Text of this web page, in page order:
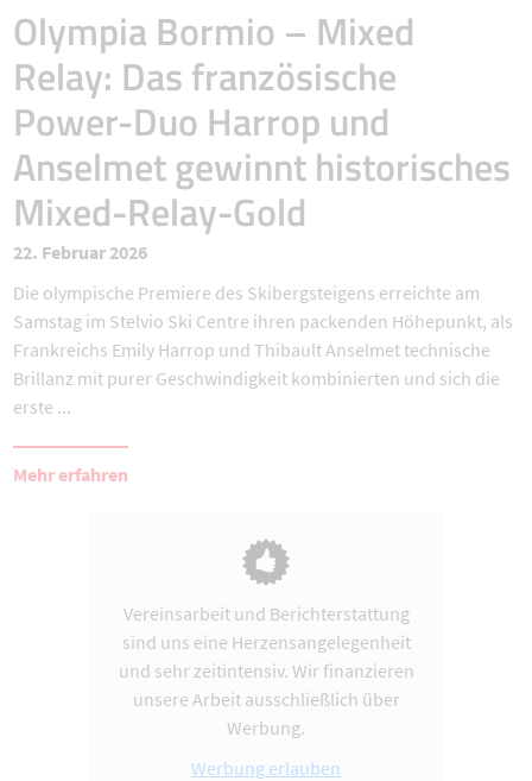
Olympia Bormio – Mixed
Relay: Das französische
Power-Duo Harrop und
Anselmet gewinnt historisches
Mixed-Relay-Gold
22. Februar 2026
Die olympische Premiere des Skibergsteigens erreichte am
Samstag im Stelvio Ski Centre ihren packenden Höhepunkt, als
Frankreichs Emily Harrop und Thibault Anselmet technische
Brillanz mit purer Geschwindigkeit kombinierten und sich die
erste ...
Mehr erfahren
Vereinsarbeit und Berichterstattung
sind uns eine Herzensangelegenheit
und sehr zeitintensiv. Wir finanzieren
unsere Arbeit ausschließlich über
Werbung.
Werbung erlauben